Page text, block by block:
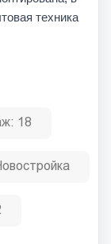
техника
18